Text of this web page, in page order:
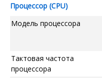
Процессор (CPU)
Модель процессора
Тактовая частота
процессора